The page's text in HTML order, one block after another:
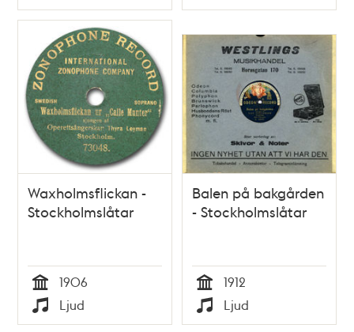
Typ Typ
Waxholmsflickan -
Stockholmslåtar
Tid
1906
Typ
Ljud
Balen på bakgården
- Stockholmslåtar
Tid
1912
Typ
Ljud